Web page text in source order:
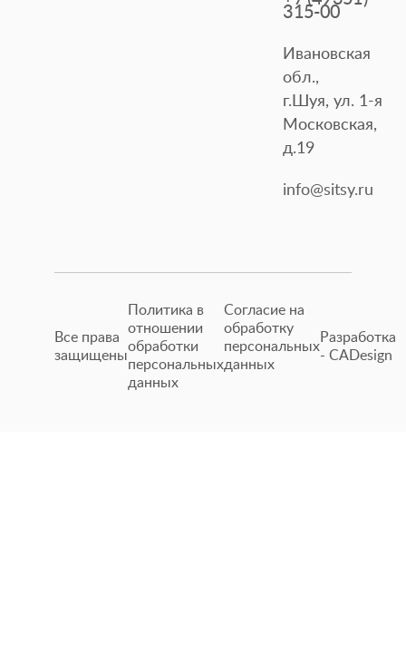
315-00
Ивановская
обл.,
г.Шуя, ул. 1-я
Московская,
д.19
info@sitsy.ru
Все права
защищены
Политика в
отношении
обработки
персональных
данных
Согласие на
обработку
персональных
данных
Разработка
- CADesign